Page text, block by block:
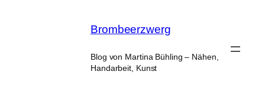
Brombeerzwerg
Blog von Martina Bühling – Nähen,
Handarbeit, Kunst